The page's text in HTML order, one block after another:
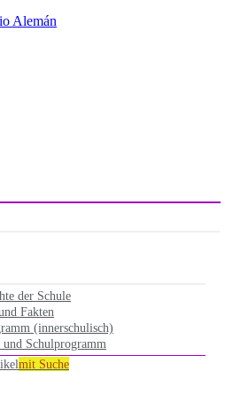
der Schule
Fakten
(innerschulisch)
Schulprogramm
mit Suche